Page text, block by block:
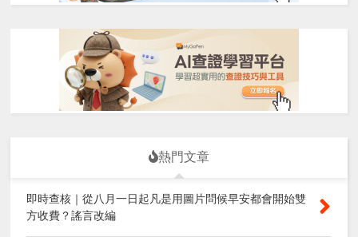
熱門文章
即時查核｜從八月一日起凡是用圖片問候早安都會開始雙
方收費？謠言改編